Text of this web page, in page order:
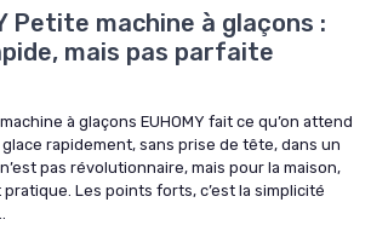
Petite machine à glaçons :
mais pas parfaite
à glaçons EUHOMY fait ce qu’on attend
glace rapidement, sans prise de tête, dans un
pas révolutionnaire, mais pour la maison,
Les points forts, c’est la simplicité